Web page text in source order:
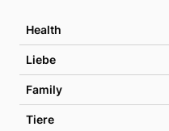
Health
Liebe
Family
Tiere